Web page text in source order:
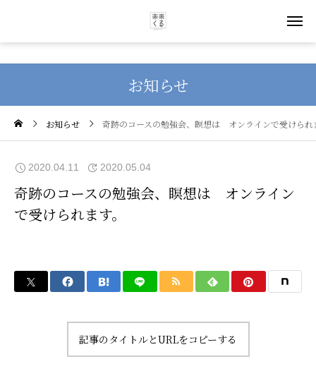
お知らせ
お知らせ 奇跡のコースの勉強会、瞑想は オンラインで受けられ
2020.04.11 2020.05.04
奇跡のコースの勉強会、瞑想は オンライン
で受けられます。
記事のタイトルとURLをコピーする